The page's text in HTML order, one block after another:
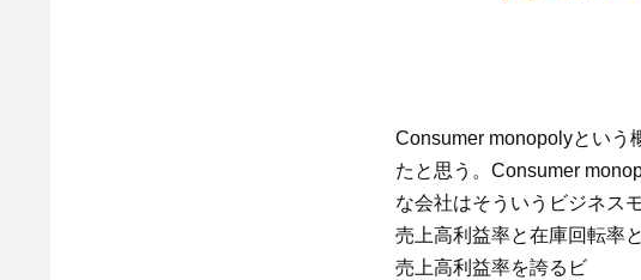
Consumer monopolyという
たと思う。Consumer
な会社はそういうビジネス
売上高利益率と在庫回転率
売上高利益率を誇るビ